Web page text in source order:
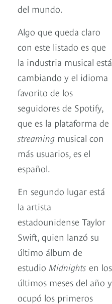
del mundo.
Algo que queda claro
con este listado es que
la industria musical está
cambiando y el idioma
favorito de los
seguidores de Spotify,
que es la plataforma de
streaming musical con
más usuarios, es el
español.
En segundo lugar está
la artista
estadounidense Taylor
Swift, quien lanzó su
último álbum de
estudio Midnights en los
últimos meses del año y
ocupó los primeros